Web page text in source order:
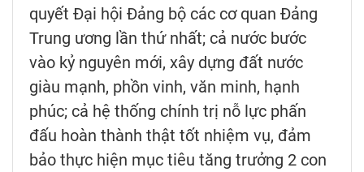
quyết Đại hội Đảng bộ các cơ quan Đảng
Trung ương lần thứ nhất; cả nước bước
vào kỷ nguyên mới, xây dựng đất nước
giàu mạnh, phồn vinh, văn minh, hạnh
phúc; cả hệ thống chính trị nỗ lực phấn
đấu hoàn thành thật tốt nhiệm vụ, đảm
bảo thực hiện mục tiêu tăng trưởng 2 con